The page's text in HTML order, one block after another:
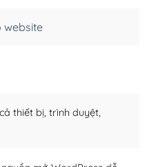
website
thiết bị, trình duyệt,